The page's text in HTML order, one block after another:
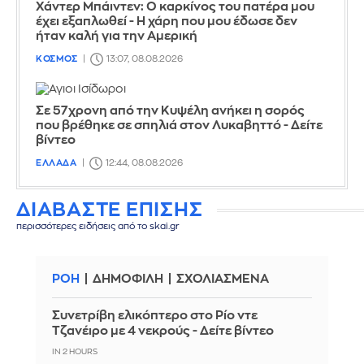
Χάντερ Μπάιντεν: Ο καρκίνος του πατέρα μου
έχει εξαπλωθεί - Η χάρη που μου έδωσε δεν
ήταν καλή για την Αμερική
ΚΟΣΜΟΣ 13:07, 08.08.2026
Σε 57χρονη από την Κυψέλη ανήκει η σορός
που βρέθηκε σε σπηλιά στον Λυκαβηττό - Δείτε
βίντεο
ΕΛΛΑΔΑ 12:44, 08.08.2026
ΔΙΑΒΑΣΤΕ ΕΠΙΣΗΣ
περισσότερες ειδήσεις από το skai.gr
ΡΟΗ ΔΗΜΟΦΙΛΗ ΣΧΟΛΙΑΣΜΕΝΑ
Συνετρίβη ελικόπτερο στο Ρίο ντε
Τζανέιρο με 4 νεκρούς - Δείτε βίντεο
IN 2 HOURS